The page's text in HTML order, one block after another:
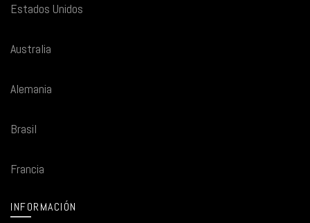
Estados Unidos
Australia
Alemania
Brasil
Francia
INFORMACIÓN